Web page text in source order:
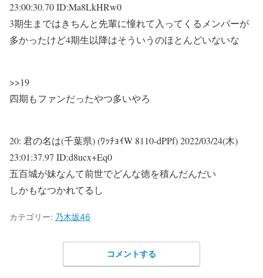
23:00:30.70 ID:Ma8LkHRw0
3期生まではきちんと先輩に憧れて入ってくるメンバーが
多かったけど4期生以降はそういうのほとんどいないな
>>19
四期もファンだったやつ多いやろ
20: 君の名は(千葉県) (ﾜｯﾁｮｲW 8110-dPPf)2022/03/24(木)
23:01:37.97 ID:d8ucx+Eq0
五百城が妹なんて前世でどんな徳を積んだんだい
しかもなつかれてるし
カテゴリー: 乃木坂46
コメントする